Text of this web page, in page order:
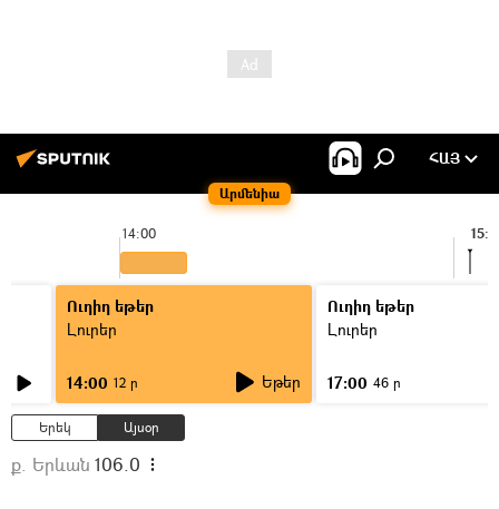
Արմենիա
ՀԱՅ
14:00
Ուղիղ եթեր
Լուրեր
14:00 12 ր Եթեր
Ուղիղ եթեր
Լուրեր
17:00 46 ր
Երեկ Այսօր
ք. Երևան 106.0